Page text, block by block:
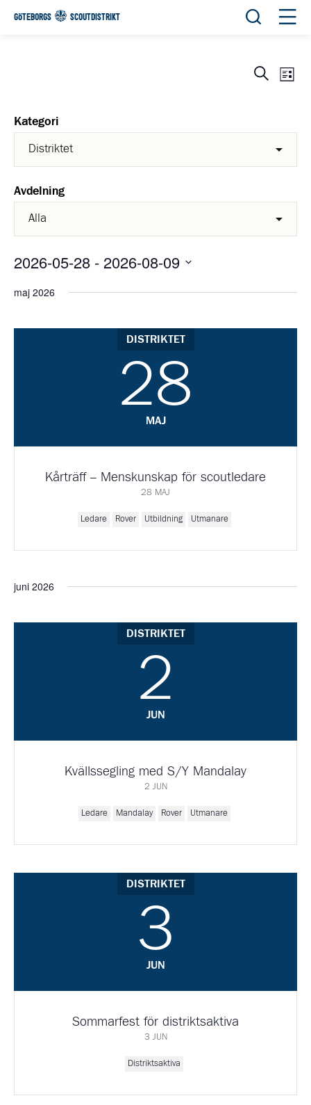
GÖTEBORGS SCOUTDISTRIKT Öppna
Sök List
Kategori
Avdelning
2026-05-28 - 2026-08-09
datum.
maj 2026
DISTRIKTET
28
MAJ
Kårträff – Menskunskap för scoutledare
28 MAJ
Ledare Rover Utbildning Utmanare
juni 2026
DISTRIKTET
2
JUN
Kvällssegling med S/Y Mandalay
2 JUN
Ledare Mandalay Rover Utmanare
DISTRIKTET
3
JUN
Sommarfest för distriktsaktiva
3 JUN
Distriktsaktiva